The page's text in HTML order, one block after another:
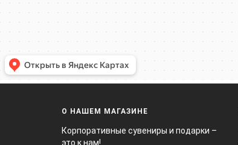
О НАШЕМ МАГАЗИНЕ
Корпоративные сувениры и подарки –
это к нам!